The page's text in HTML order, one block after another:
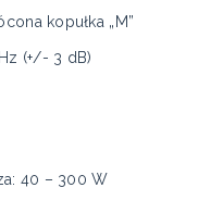
kopułka „M”
(+/- 3 dB)
40 – 300 W